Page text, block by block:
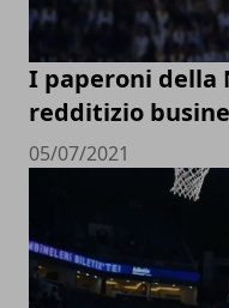
I paperoni della
redditizio
05/07/2021